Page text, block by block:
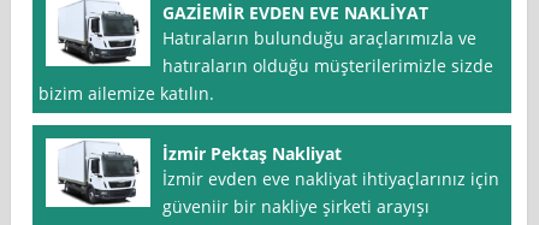
GAZİEMİR EVDEN EVE NAKLİYAT
Hatıraların bulunduğu araçlarımızla ve
hatıraların olduğu müşterilerimizle sizde
bizim ailemize katılın.
İzmir Pektaş Nakliyat
İzmir evden eve nakliyat ihtiyaçlarınız için
güveniir bir nakliye şirketi arayışı